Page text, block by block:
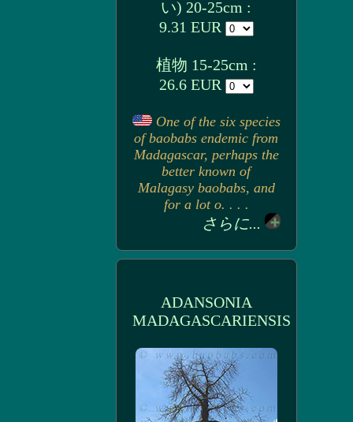
い) 20-25cm :
9.31 EUR
植物 15-25cm :
26.6 EUR
One of the six species
of baobabs endemic from
Madagascar, perhaps the
better known of
Malagasy baobabs, and
for a lot o. . . .
さらに...
ADANSONIA
MADAGASCARIENSIS